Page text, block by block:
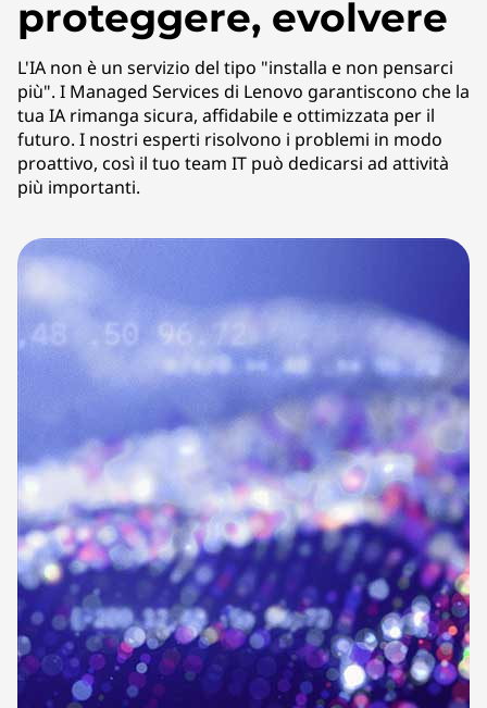
proteggere, evolvere
L'IA non è un servizio del tipo "installa e non pensarci
più". I Managed Services di Lenovo garantiscono che la
tua IA rimanga sicura, affidabile e ottimizzata per il
futuro. I nostri esperti risolvono i problemi in modo
proattivo, così il tuo team IT può dedicarsi ad attività
più importanti.